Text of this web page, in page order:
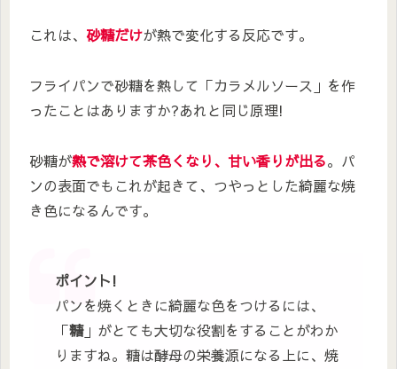
これは、 砂糖だけが熱で変化する反応です。
フライパンで砂糖を熱して「カラメルソース」を作
ったことはありますか?あれと同じ原理!
砂糖が熱で溶けて茶色くなり、甘い香りが出る。パ
ンの表面でもこれが起きて、つやっとした綺麗な焼
き色になるんです。
ポイント!
パンを焼くときに綺麗な色をつけるには、
「糖」がとても大切な役割をすることがわか
りますね。糖は酵母の栄養源になる上に、焼